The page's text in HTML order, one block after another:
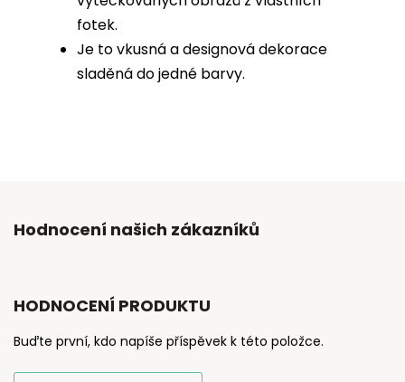
fotek.
Je to vkusná a designová dekorace
sladěná do jedné barvy.
Hodnocení našich zákazníků
HODNOCENÍ PRODUKTU
Buďte první, kdo napíše příspěvek k této položce.